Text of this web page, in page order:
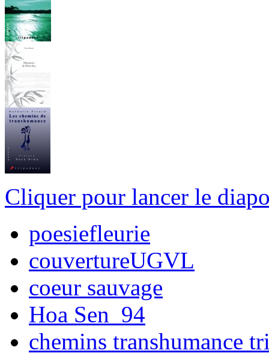
Cliquer pour lancer le
poesiefleurie
couvertureUGVL
coeur sauvage
Hoa Sen_94
chemins transhumance